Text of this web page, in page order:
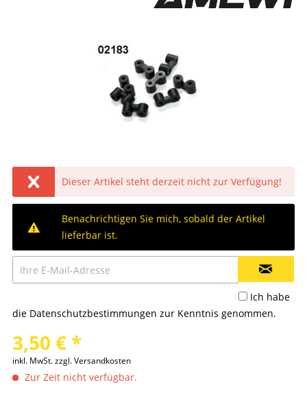
Dieser Artikel steht derzeit nicht zur Verfügung!
Benachrichtigen Sie mich, sobald der Artikel
lieferbar ist.
Ich habe
die Datenschutzbestimmungen zur Kenntnis genommen.
3,50 € *
inkl. MwSt.zzgl. Versandkosten
Zur Zeit nicht verfügbar.